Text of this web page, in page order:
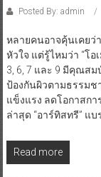
Posted By: admin
หลายคนอาจคุ้นเคยว่
หัวใจ แต่รู้ไหมว่า “โ
3, 6, 7 และ 9 มีคุณสม
ป้องกันผิวตามธรรม
แข็งแรง ลดโอกาสก
ล่าสุด “อาร์ทิสทรี” แ
Read more